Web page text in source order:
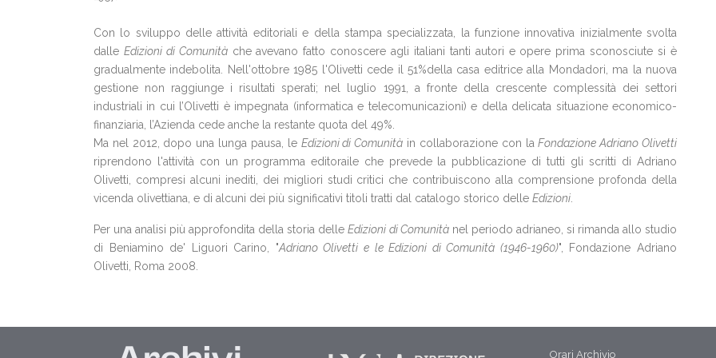
Con lo sviluppo delle attività editoriali e della stampa specializzata, la funzione innovativa inizialmente svolta
dalle Edizioni di Comunitàche avevano fatto conoscere agli italiani tanti autori e opere prima sconosciute si è
gradualmente indebolita. Nell'ottobre 1985 l'Olivetti cede il 51%della casa editrice alla Mondadori, ma la nuova
gestione non raggiunge i risultati sperati; nel luglio 1991, a fronte della crescente complessità dei settori
industriali in cui l’Olivetti è impegnata (informatica e telecomunicazioni) e della delicata situazione economico-
finanziaria, l’Azienda cede anche la restante quota del 49%.
Ma nel 2012, dopo una lunga pausa, le Edizioni di Comunità in collaborazione con laFondazione Adriano Olivetti
riprendono l'attività con un programma editoraile che prevede la pubblicazione di tutti gli scritti di Adriano
Olivetti, compresi alcuni inediti, dei migliori studi critici che contribuiscono alla comprensione profonda della
vicenda olivettiana, e di alcuni dei più significativi titoli tratti dal catalogo storico delle Edizioni
Per una analisi più approfondita della storia delleEdizioni di Comunitànel periodo adrianeo, si rimanda allo studio
di Beniamino de' Liguori Carino, "Adriano Olivetti e le Edizioni di Comunità (1946-1960)", Fondazione Adriano
Olivetti, Roma 2008.
Orari Archivio